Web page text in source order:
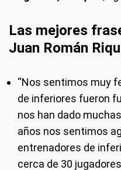
Las mejores
Juan Román
“Nos sentimos muy
de inferiores fueron
nos han dado
años nos sentimos
entrenadores de
cerca de 30